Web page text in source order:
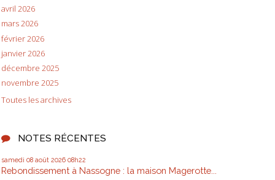
avril 2026
mars 2026
février 2026
janvier 2026
décembre 2025
novembre 2025
Toutes les archives
NOTES RÉCENTES
samedi 08 août 2026 08h22
Rebondissement à Nassogne : la maison Magerotte...